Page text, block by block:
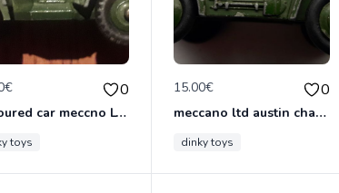
0
armoured car meccno LTD N°670
toys
15.00€ 0
meccano ltd austin champ N°674
dinky toys